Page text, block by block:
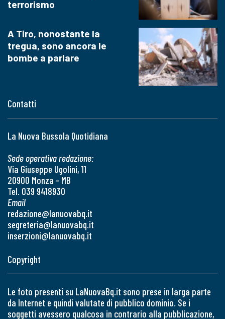
Contatti
La Nuova Bussola Quotidiana
Sede operativa redazione:
Via Giuseppe Ugolini, 11
20900 Monza - MB
Tel. 039 9418930
Email
redazione@lanuovabq.it
segreteria@lanuovabq.it
inserzioni@lanuovabq.it
terrorismo
A Tiro, nonostante la
tregua, sono ancora le
bombe a parlare
Copyright
Le foto presenti su LaNuovaBq.it sono prese in larga parte
da Internet e quindi valutate di pubblico dominio. Se i
soggetti avessero qualcosa in contrario alla pubblicazione,